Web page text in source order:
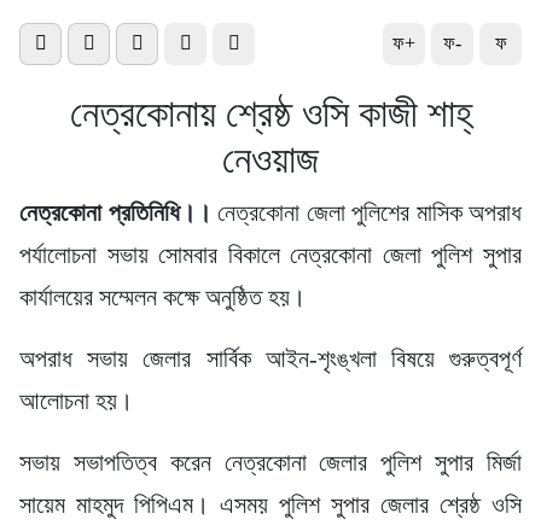
ফ+ ফ- ফ
নেত্রকোনায় শ্রেষ্ঠ ওসি কাজী শাহ্
নেওয়াজ
নেত্রকোনা প্রতিনিধি।। নেত্রকোনা জেলা পুলিশের মাসিক অপরাধ
পর্যালোচনা সভায় সোমবার বিকালে নেত্রকোনা জেলা পুলিশ সুপার
কার্যালয়ের সম্মেলন কক্ষে অনুষ্ঠিত হয়।
অপরাধ সভায় জেলার সার্বিক আইন-শৃংঙ্খলা বিষয়ে গুরুত্বপূর্ণ
আলোচনা হয়।
সভায় সভাপতিত্ব করেন নেত্রকোনা জেলার পুলিশ সুপার মির্জা
সায়েম মাহমুদ পিপিএম। এসময় পুলিশ সুপার জেলার শ্রেষ্ঠ ওসি